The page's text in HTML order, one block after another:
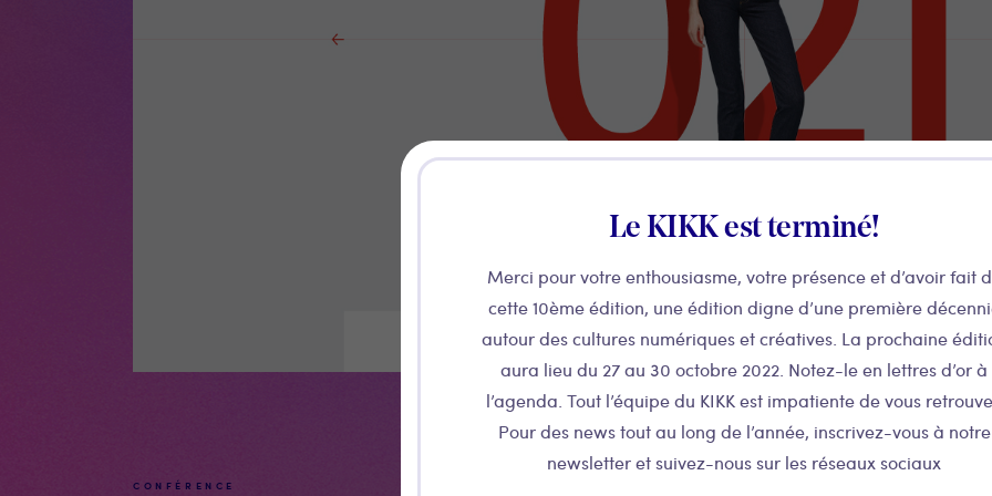
Le KIKK est terminé!
Merci pour votre enthousiasme, votre présence et d’avoir fait
cette 10ème édition, une édition digne d’une première
autour des cultures numériques et créatives. La prochaine
aura lieu du 27 au 30 octobre 2022. Notez-le en lettres d’or à
l’agenda. Tout l’équipe du KIKK est impatiente de vous
Pour des news tout au long de l’année, inscrivez-vous à notre
newsletter et suivez-nous sur les réseaux sociaux
CONFÉRENCE